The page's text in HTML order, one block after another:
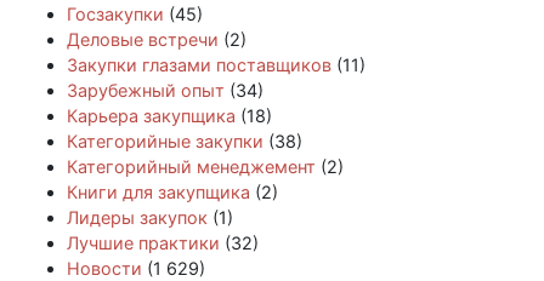
Госзакупки (45)
Деловые встречи (2)
Закупки глазами поставщиков (11)
Зарубежный опыт (34)
Карьера закупщика (18)
Категорийные закупки (38)
Категорийный менеджемент (2)
Книги для закупщика (2)
Лидеры закупок (1)
Лучшие практики (32)
Новости (1 629)